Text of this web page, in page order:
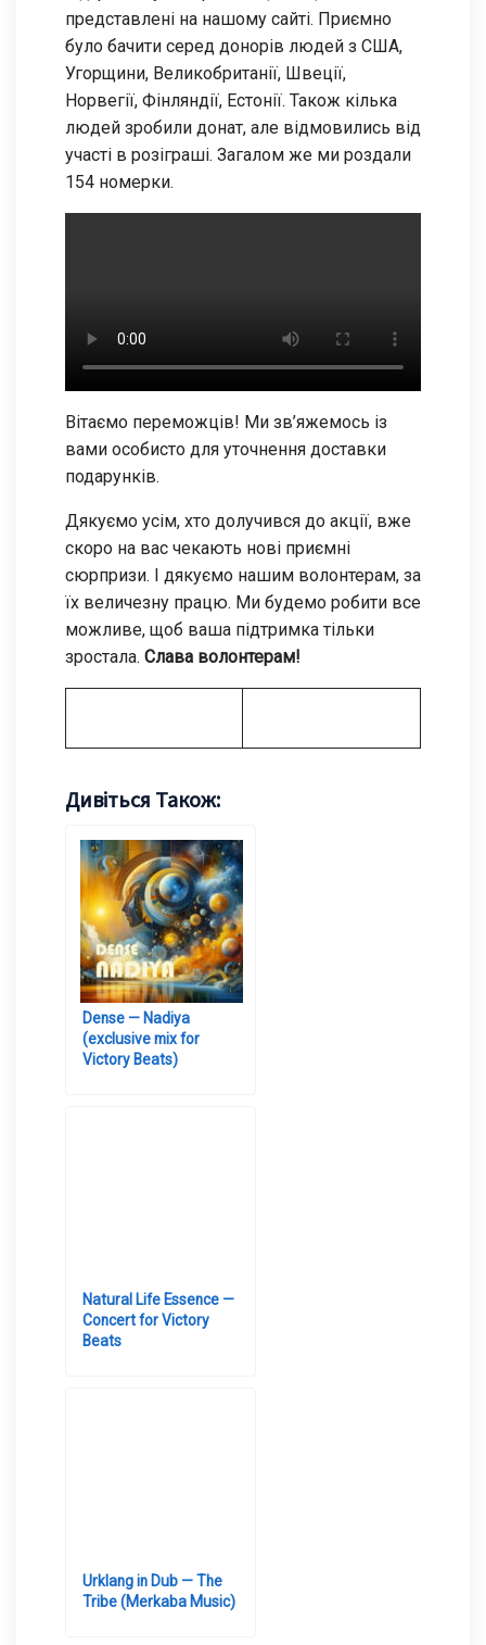
представлені на нашому сайті. Приємно
було бачити серед донорів людей з США,
Угорщини, Великобританії, Швеції,
Норвегії, Фінляндії, Естонії. Також кілька
людей зробили донат, але відмовились від
участі в розіграші. Загалом же ми роздали
154 номерки.
Вітаємо переможців! Ми зв’яжемось із
вами особисто для уточнення доставки
подарунків.
Дякуємо усім, хто долучився до акції, вже
скоро на вас чекають нові приємні
сюрпризи. І дякуємо нашим волонтерам, за
їх величезну працю. Ми будемо робити все
можливе, щоб ваша підтримка тільки
зростала. Слава волонтерам!
Дивіться Також:
Dense — Nadiya
(exclusive mix for
Victory Beats)
Natural Life Essence —
Concert for Victory
Beats
Urklang in Dub — The
Tribe (Merkaba Music)